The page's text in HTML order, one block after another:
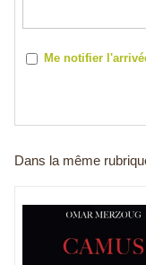
Me notifier
Dans la même